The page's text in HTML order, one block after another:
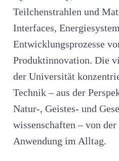
Teilchenstrahlen und
Interfaces,
Entwicklungsprozesse
Produktinnovation. Die
der Universität
Technik – aus der
Natur-, Geistes- und
wissenschaften – von
Anwendung im Alltag.